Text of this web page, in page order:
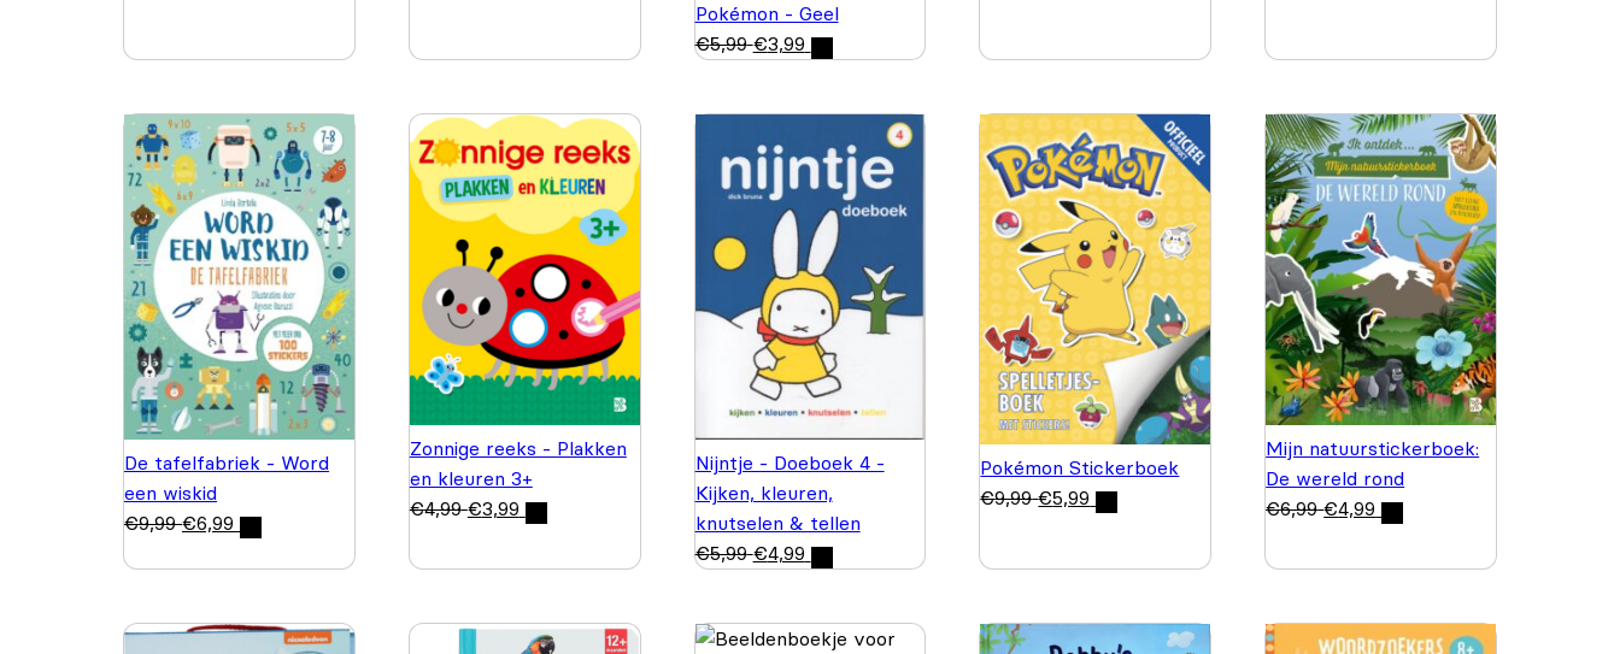
Pokémon - Geel
€5,99 €3,99
De tafelfabriek - Word
een wiskid
€9,99 €6,99
Zonnige reeks - Plakken
en kleuren 3+
€4,99 €3,99
Nijntje - Doeboek 4 -
Kijken, kleuren,
knutselen & tellen
€5,99 €4,99
Pokémon Stickerboek
€9,99 €5,99
Mijn natuurstickerboek:
De wereld rond
€6,99 €4,99